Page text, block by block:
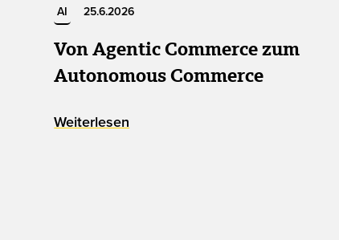
AI 25.6.2026
Von Agentic Commerce zum
Autonomous Commerce
Weiterlesen